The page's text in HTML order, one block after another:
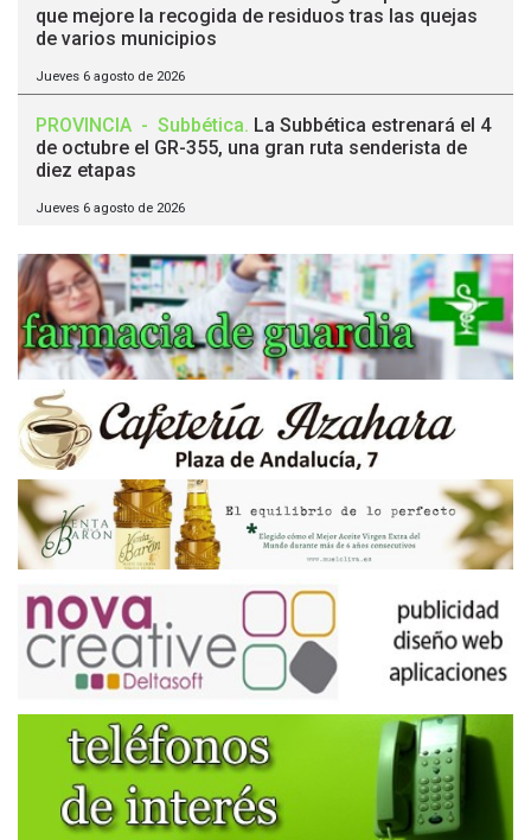
que mejore la recogida de residuos tras las quejas
de varios municipios
Jueves 6 agosto de 2026
PROVINCIA - Subbética. La Subbética estrenará el 4
de octubre el GR-355, una gran ruta senderista de
diez etapas
Jueves 6 agosto de 2026